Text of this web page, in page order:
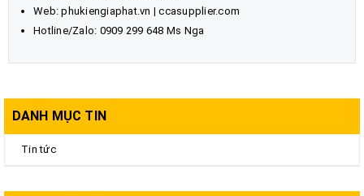
Web:phukiengiaphat.vn |ccasupplier.com
Hotline/Zalo: 0909 299 648 Ms Nga
DANH MỤC TIN
Tin tức